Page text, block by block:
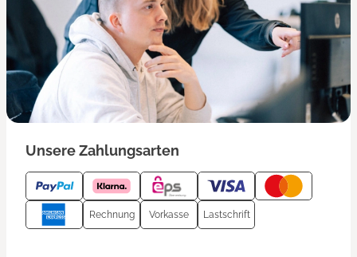
Unsere Zahlungsarten
Rechnung Vorkasse Lastschrift